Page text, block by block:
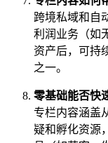
跨境私域和自
利润业务（如
资产后，可持
之一。
零基础能否快
专栏内容涵盖
疑和孵化资源